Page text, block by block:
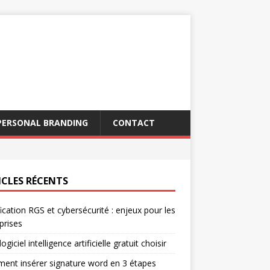
BRANDING CONTACT
RÉCENTS
RGS et cybersécurité : enjeux pour les
intelligence artificielle gratuit choisir
insérer signature word en 3 étapes